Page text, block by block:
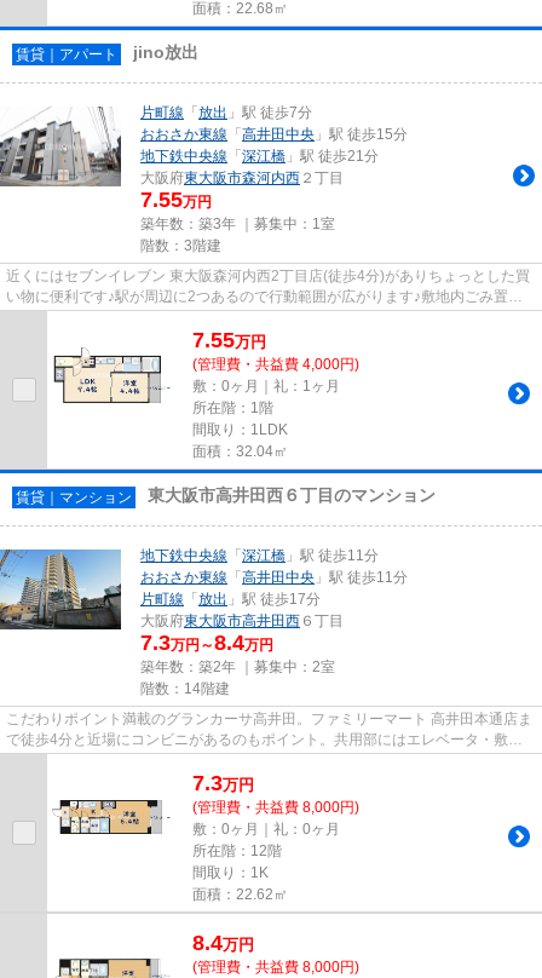
面積：22.68㎡
賃貸｜アパート jino放出
片町線 「放出 」駅 徒歩7分
おおさか東線 「高井田中央 」駅 徒歩15分
地下鉄中央線 「深江橋 」駅 徒歩21分
大阪府東大阪市森河内西 ２丁目
7.55万円
築年数：築3年 ｜募集中： 1室
階数：3階建
近くにはセブンイレブン 東大阪森河内西2丁目店(徒歩4分)がありちょっとした買
い物に便利です♪駅が周辺に2つあるので行動範囲が広がります♪敷地内ごみ置き
場がある物件です♪通風良好で...
7.55万円
(管理費・共益費 4,000円)
敷：0ヶ月｜礼：1ヶ月
所在階：1階
間取り：1LDK
面積：32.04㎡
賃貸｜マンション 東大阪市高井田西６丁目のマンション
地下鉄中央線 「深江橋 」駅 徒歩11分
おおさか東線 「高井田中央 」駅 徒歩11分
片町線 「放出 」駅 徒歩17分
大阪府東大阪市高井田西 ６丁目
7.3万円～8.4万円
築年数：築2年 ｜募集中： 2室
階数：14階建
こだわりポイント満載のグランカーサ高井田。ファミリーマート 高井田本通店ま
で徒歩4分と近場にコンビニがあるのもポイント。共用部にはエレベータ・敷地
内ごみ置き場などが揃ってお...
7.3万円
(管理費・共益費 8,000円)
敷：0ヶ月｜礼：0ヶ月
所在階：12階
間取り：1K
面積：22.62㎡
8.4万円
(管理費・共益費 8,000円)